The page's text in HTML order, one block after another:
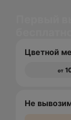
Цветной
от
Не